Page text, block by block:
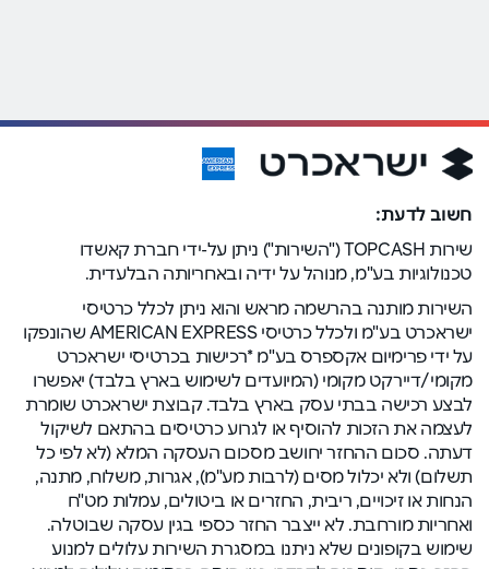
חשוב לדעת:
שירות TOPCASH ("השירות") ניתן על-ידי חברת קאשדו
טכנולוגיות בע"מ, מנוהל על ידיה ובאחריותה הבלעדית.
השירות מותנה בהרשמה מראש והוא ניתן לכלל כרטיסי
ישראכרט בע"מ ולכלל כרטיסי AMERICAN EXPRESS שהונפקו
על ידי פרימיום אקספרס בע"מ *רכישות בכרטיסי ישראכרט
מקומי/דיירקט מקומי (המיועדים לשימוש בארץ בלבד) יאפשרו
לבצע רכישה בבתי עסק בארץ בלבד. קבוצת ישראכרט שומרת
לעצמה את הזכות להוסיף או לגרוע כרטיסים בהתאם לשיקול
דעתה. סכום ההחזר יחושב מסכום העסקה המלא (לא לפי כל
תשלום) ולא יכלול מסים (לרבות מע"מ), אגרות, משלוח, מתנה,
הנחות או זיכויים, ריבית, החזרים או ביטולים, עמלות מט"ח
ואחריות מורחבת. לא ייצבר החזר כספי בגין עסקה שבוטלה.
שימוש בקופונים שלא ניתנו במסגרת השירות עלולים למנוע